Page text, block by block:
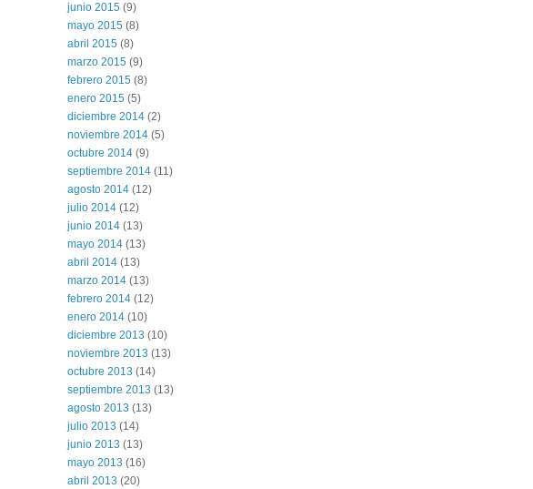
junio 2015 (9)
mayo 2015 (8)
abril 2015 (8)
marzo 2015 (9)
febrero 2015 (8)
enero 2015 (5)
diciembre 2014 (2)
noviembre 2014 (5)
octubre 2014 (9)
septiembre 2014 (11)
agosto 2014 (12)
julio 2014 (12)
junio 2014 (13)
mayo 2014 (13)
abril 2014 (13)
marzo 2014 (13)
febrero 2014 (12)
enero 2014 (10)
diciembre 2013 (10)
noviembre 2013 (13)
octubre 2013 (14)
septiembre 2013 (13)
agosto 2013 (13)
julio 2013 (14)
junio 2013 (13)
mayo 2013 (16)
abril 2013 (20)